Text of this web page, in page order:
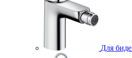
Для биде